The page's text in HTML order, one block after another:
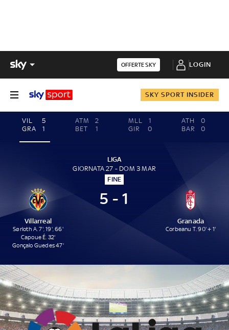
OFFERTE SKY LOGIN
SKY SPORT INSIDER
VIL
5
GRA
1
ATM
2
BET
1
MLL
1
GIR
0
ATH
0
BAR
0
LIGA
GIORNATA 27 - DOM 3 MAR
FINE
Villarreal
Sørloth A. 7', 19', 66'
Capoue É. 32'
Gonçalo Guedes 47'
5 - 1
Granada
Corbeanu T. 90' + 1'